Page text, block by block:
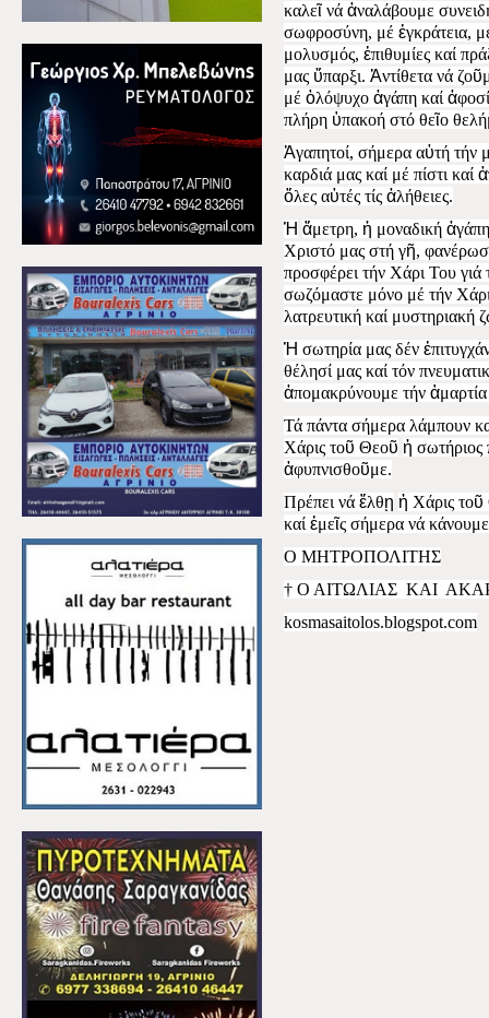
καλεῖ νά ἀναλάβουμε
σωφροσύνη, μέ ἐγκράτεια,
μολυσμός, ἐπιθυμίες καί
μας ὕπαρξι. Ἀντίθετα νά ζοῦ
μέ ὁλόψυχο ἀγάπη καί ἀ
πλήρη ὑπακοή στό θεῖο
Ἀγαπητοί, σήμερα αὐτή τήν
καρδιά μας καί μέ πίστι καί ἀ
ὅλες αὐτές τίς ἀλήθειες.
Ἡ ἄμετρη, ἡ μοναδική ἀ
Χριστό μας στή γῆ,
προσφέρει τήν Χάρι Του
σωζόμαστε μόνο μέ τήν
λατρευτική καί μυστηριακή
Ἡ σωτηρία μας δέν ἐ
θέλησί μας καί τόν
ἀπομακρύνουμε τήν ἁ
Τά πάντα σήμερα λάμπουν
Χάρις τοῦ Θεοῦ ἡ σωτήριος
ἀφυπνισθοῦμε.
Πρέπει νά ἔλθῃ ἡ Χάρις τοῦ
καί ἐμεῖς σήμερα νά
Ο ΜΗΤΡΟΠΟΛΙΤΗΣ
† Ο ΑΙΤΩΛΙΑΣ ΚΑΙ
kosmasaitolos.blogspot.com